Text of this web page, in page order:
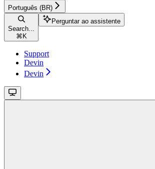
Português (BR)
Search...
⌘ K
Perguntar ao assistente
Support
Devin
Devin